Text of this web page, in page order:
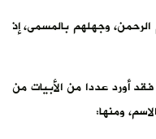
وجهلهم بالمسمى، إذ
أورد عدداً من الأبيات من
ومنها: